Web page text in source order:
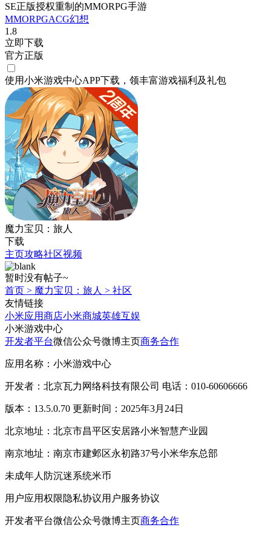
SE正版授权重制的MMORPG手游
MMORPGACG幻想
1.8
立即下载
官方正版
使用小米游戏中心APP下载 ，领丰富游戏福利 及礼包
魔力宝贝：旅人
下载
主页攻略社区视频
暂时没有帖子~
首页 > 魔力宝贝：旅人 > 社区
友情链接
小米应用商店小米商城英雄互娱
小米游戏中心
开发者平台微信公众号微博主页商务合作
应用名称：小米游戏中心
开发者：北京瓦力网络科技有限公司 电话：010-60606666
版本：13.5.0.70 更新时间：2025年3月24日
北京地址：北京市昌平区安居路小米智慧产业园
南京地址：南京市建邺区永初路37号小米华东总部
未成年人防沉迷系统米币
用户应用权限隐私协议用户服务协议
开发者平台微信公众号微博主页商务合作